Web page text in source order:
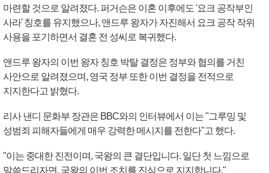
마련할 것으로 알려졌다. 퍼거슨은 이혼 이후에도 '요크 공작부인
사라' 칭호를 유지했으나, 앤드루 왕자가 자진해서 요크 공작 작위
사용을 포기하면서 결혼 전 성씨로 복귀했다.
앤드루 왕자의 이번 왕자 칭호 박탈 결정은 정부와 협의를 거친
사안으로 알려졌으며, 영국 정부 또한 이번 결정을 전적으로
지지한다고 밝혔다.
리사 낸디 문화부 장관은 BBC와의 인터뷰에서 이는 "그루밍 및
성범죄 피해자들에게 매우 강력한 메시지를 전한다"고 했다.
"이는 중대한 진전이며, 국왕의 큰 결단입니다. 일단 첫 느낌으로
말씀드리자면, 국왕의 이번 조치를 진심으로 지지합니다."